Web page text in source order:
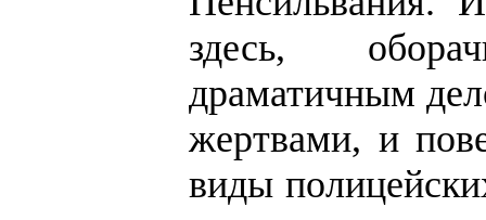
здесь,
драматичным
жертвами, и
виды